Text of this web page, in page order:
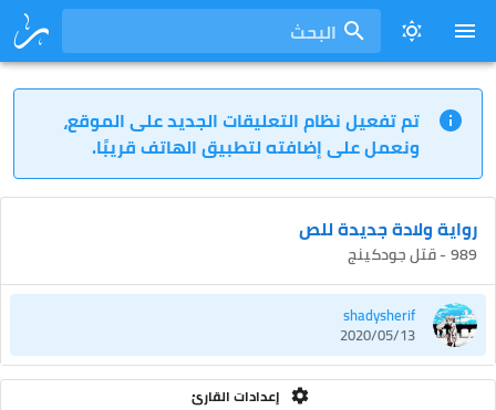
البحث
تم تفعيل نظام التعليقات الجديد على الموقع،
ونعمل على إضافته لتطبيق الهاتف قريبًا.
رواية ولادة جديدة للص
989 - قتل جودكينج
shadysherif
2020/05/13
إعدادات القارئ